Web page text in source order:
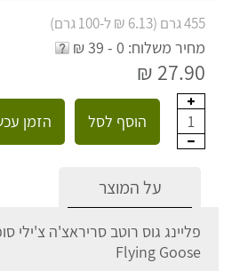
455 גרם (6.13 ₪ ל-100 גרם)
מחיר משלוח: 0 - 39 ₪
27.90 ₪
1 הוסף לסל הזמן
על המוצר
Flying Goose